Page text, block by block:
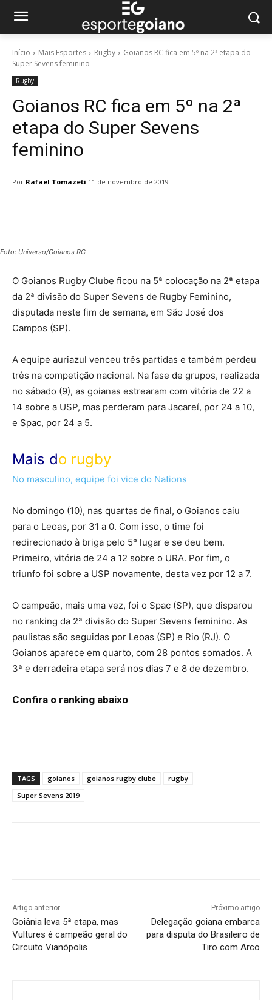
Início Mais Esportes Rugby
Goianos RC fica em 5º na 2ª etapa do
Super Sevens feminino
Rugby
Goianos RC fica em 5º na 2ª
etapa do Super Sevens
feminino
Por Rafael Tomazeti 11 de novembro de 2019
Foto: Universo/Goianos RC
O Goianos Rugby Clube ficou na 5ª colocação na 2ª etapa
da 2ª divisão do Super Sevens de Rugby Feminino,
disputada neste fim de semana, em São José dos
Campos (SP).
A equipe auriazul venceu três partidas e também perdeu
três na competição nacional. Na fase de grupos, realizada
no sábado (9), as goianas estrearam com vitória de 22 a
14 sobre a USP, mas perderam para Jacareí, por 24 a 10,
e Spac, por 24 a 5.
Mais do rugby
No masculino, equipe foi vice do Nations
No domingo (10), nas quartas de final, o Goianos caiu
para o Leoas, por 31 a 0. Com isso, o time foi
redirecionado à briga pelo 5º lugar e se deu bem.
Primeiro, vitória de 24 a 12 sobre o URA. Por fim, o
triunfo foi sobre a USP novamente, desta vez por 12 a 7.
O campeão, mais uma vez, foi o Spac (SP), que disparou
no ranking da 2ª divisão do Super Sevens feminino. As
paulistas são seguidas por Leoas (SP) e Rio (RJ). O
Goianos aparece em quarto, com 28 pontos somados. A
3ª e derradeira etapa será nos dias 7 e 8 de dezembro.
Confira o ranking abaixo
TAGS goianos goianos rugby clube
rugby
Super Sevens 2019
Artigo anterior
Goiânia leva 5ª etapa, mas
Vultures é campeão geral do
Circuito Vianópolis
Próximo artigo
Delegação goiana embarca
para disputa do Brasileiro de
Tiro com Arco